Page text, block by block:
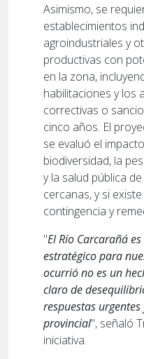
Asimismo, se
establecimientos
agroindustriales y
productivas con
en la zona,
habilitaciones y los
correctivas o
cinco años. El
se evaluó el
biodiversidad, la
y la salud pública
cercanas, y si
contingencia y
"El Río Carcarañá
estratégico para
ocurrió no es un
claro de
respuestas
provincial", señaló
iniciativa.